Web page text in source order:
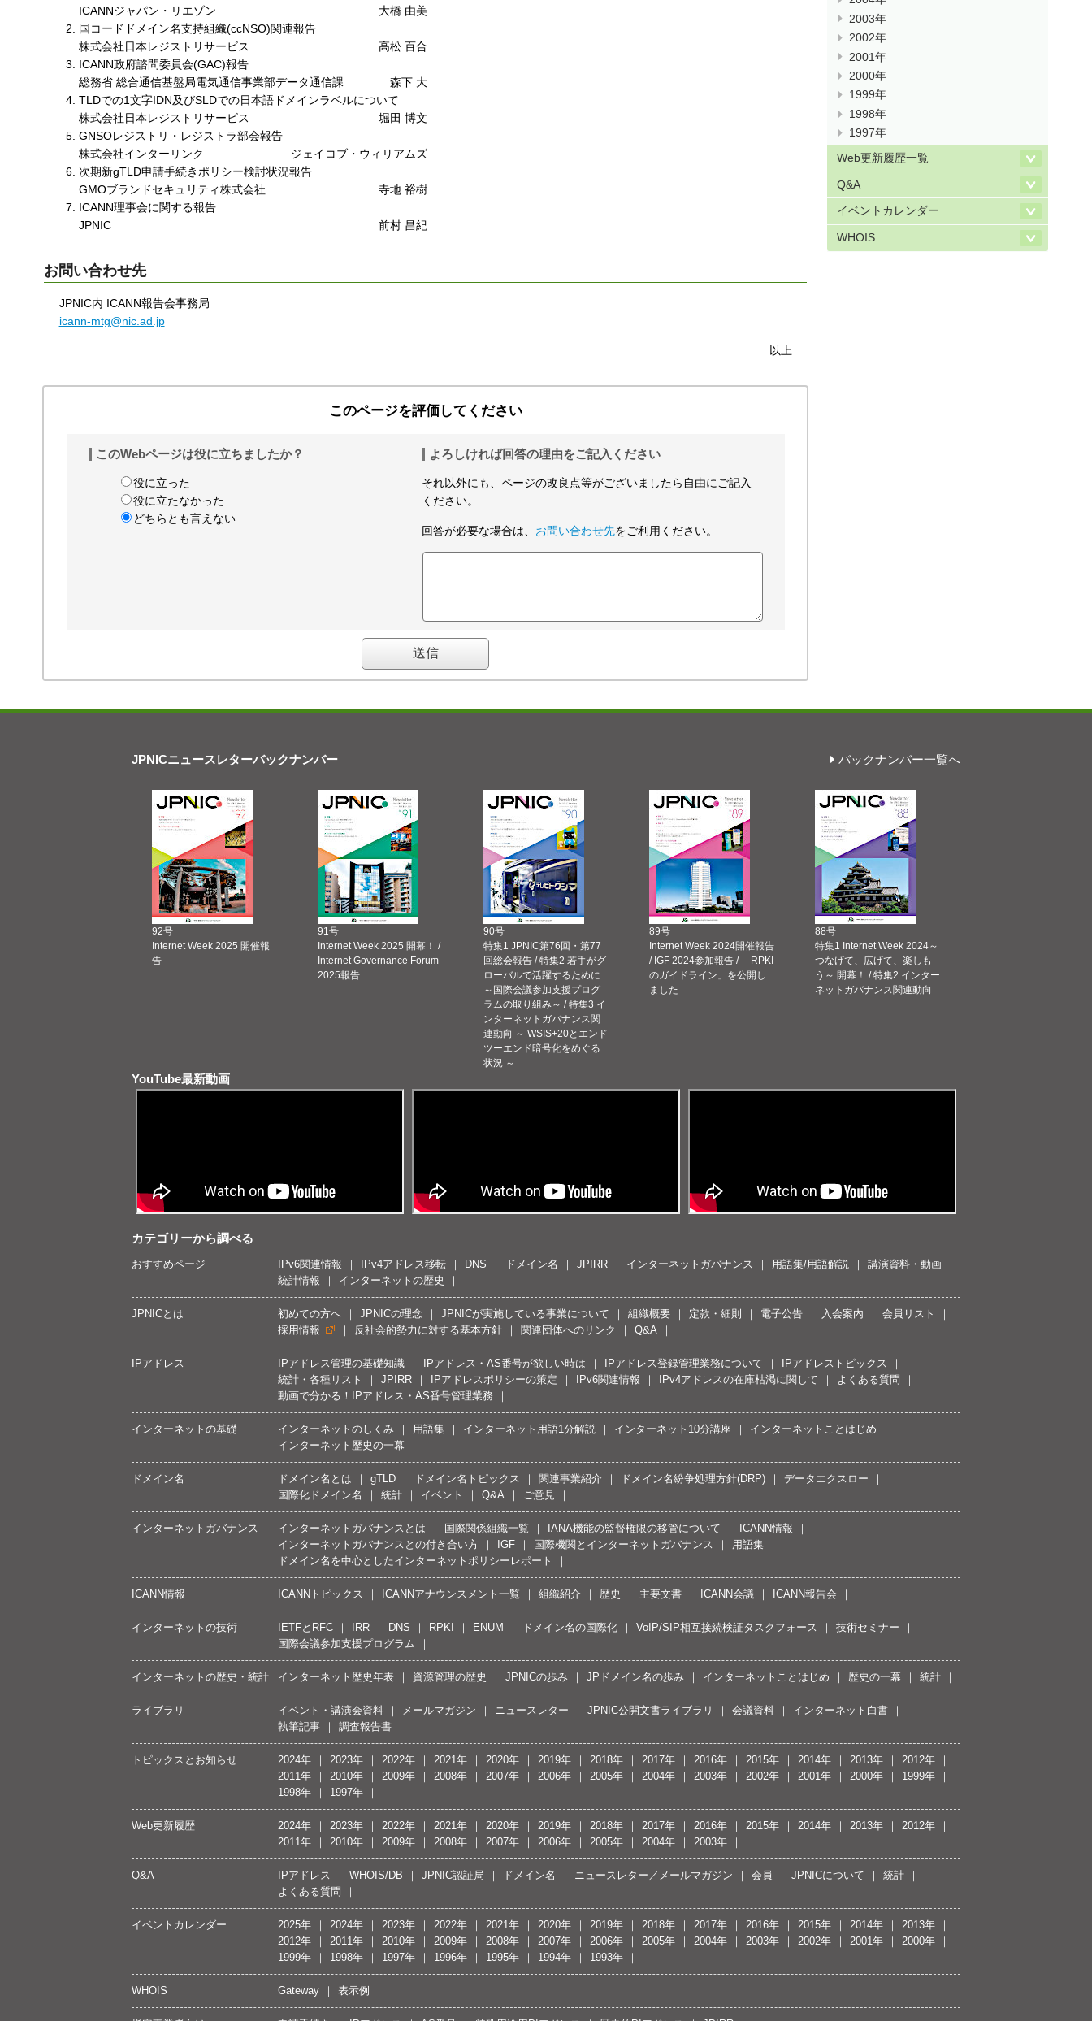
ICANNジャパン・リエゾン
大橋 由美
国コードドメイン名支持組織(ccNSO)関連報告
株式会社日本レジストリサービス
高松 百合
ICANN政府諮問委員会(GAC)報告
総務省 総合通信基盤局電気通信事業部データ通信課
森下 大
TLDでの1文字IDN及びSLDでの日本語ドメインラベルについて
株式会社日本レジストリサービス
堀田 博文
GNSOレジストリ・レジストラ部会報告
株式会社インターリンク
ジェイコブ・ウィリアムズ
次期新gTLD申請手続きポリシー検討状況報告
GMOブランドセキュリティ株式会社
寺地 裕樹
ICANN理事会に関する報告
JPNIC
前村 昌紀
お問い合わせ先
JPNIC内 ICANN報告会事務局
icann-mtg@nic.ad.jp
以上
2003年
2002年
2001年
2000年
1999年
1998年
1997年
Web更新履歴一覧
Q&A
イベントカレンダー
WHOIS
このページを評価してください
このWebページは役に立ちましたか？
役に立った
役に立たなかった
どちらとも言えない
よろしければ回答の理由をご記入ください
それ以外にも、ページの改良点等がございましたら自由にご記入
ください。
回答が必要な場合は、 お問い合わせ先をご利用ください。
JPNICニュースレターバックナンバー バックナンバー一覧へ
92号
Internet Week 2025 開催報
告
91号
Internet Week 2025 開幕！ /
Internet Governance Forum
2025報告
90号
特集1 JPNIC第76回・第77
回総会報告 / 特集2 若手がグ
ローバルで活躍するために
～国際会議参加支援プログ
ラムの取り組み～ / 特集3 イ
ンターネットガバナンス関
連動向 ～ WSIS+20とエンド
ツーエンド暗号化をめぐる
状況 ～
89号
Internet Week 2024開催報告
/ IGF 2024参加報告 / 「RPKI
のガイドライン」を公開し
ました
88号
特集1 Internet Week 2024～
つなげて、広げて、楽しも
う～ 開幕！ / 特集2 インター
ネットガバナンス関連動向
YouTube最新動画
カテゴリーから調べる
おすすめページ IPv6関連情報 IPv4アドレス移転 DNS ドメイン名 JPIRR インターネットガバナンス 用語集/用語解説
講演資料・動画
統計情報
インターネットの歴史
JPNICとは 初めての方へ JPNICの理念 JPNICが実施している事業について 組織概要 定款・細則 電子公告 入会案内
会員リスト
採用情報
反社会的勢力に対する基本方針 関連団体へのリンク Q&A
IPアドレス IPアドレス管理の基礎知識 IPアドレス・AS番号が欲しい時は IPアドレス登録管理業務について
IPアドレストピックス
統計・各種リスト
JPIRR IPアドレスポリシーの策定 IPv6関連情報 IPv4アドレスの在庫枯渇に関して
よくある質問
動画で分かる！IPアドレス・AS番号管理業務
インターネットの基礎 インターネットのしくみ 用語集 インターネット用語1分解説 インターネット10分講座
インターネットことはじめ
インターネット歴史の一幕
ドメイン名 ドメイン名とは gTLD ドメイン名トピックス 関連事業紹介 ドメイン名紛争処理方針(DRP)
データエクスロー
国際化ドメイン名
統計 イベント Q&A ご意見
インターネットガバナンス インターネットガバナンスとは 国際関係組織一覧 IANA機能の監督権限の移管について
ICANN情報
インターネットガバナンスとの付き合い方
IGF 国際機関とインターネットガバナンス
用語集
ドメイン名を中心としたインターネットポリシーレポート
ICANN情報 ICANNトピックス ICANNアナウンスメント一覧 組織紹介 歴史 主要文書 ICANN会議 ICANN報告会
インターネットの技術 IETFとRFC IRR DNS RPKI ENUM ドメイン名の国際化 VoIP/SIP相互接続検証タスクフォース
技術セミナー
国際会議参加支援プログラム
インターネットの歴史・統計 インターネット歴史年表 資源管理の歴史 JPNICの歩み JPドメイン名の歩み インターネットことはじめ 歴史の一幕 統計
ライブラリ イベント・講演会資料 メールマガジン ニュースレター JPNIC公開文書ライブラリ 会議資料
インターネット白書
執筆記事
調査報告書
トピックスとお知らせ 2024年 2023年 2022年 2021年 2020年 2019年 2018年 2017年 2016年 2015年 2014年 2013年
2012年
2011年
2010年 2009年 2008年 2007年 2006年 2005年 2004年 2003年 2002年 2001年 2000年
1999年
1998年
1997年
Web更新履歴 2024年 2023年 2022年 2021年 2020年 2019年 2018年 2017年 2016年 2015年 2014年 2013年
2012年
2011年
2010年 2009年 2008年 2007年 2006年 2005年 2004年 2003年
Q&A IPアドレス WHOIS/DB JPNIC認証局 ドメイン名 ニュースレター／メールマガジン 会員 JPNICについて
統計
よくある質問
イベントカレンダー 2025年 2024年 2023年 2022年 2021年 2020年 2019年 2018年 2017年 2016年 2015年 2014年
2013年
2012年
2011年 2010年 2009年 2008年 2007年 2006年 2005年 2004年 2003年 2002年 2001年
2000年
1999年
1998年 1997年 1996年 1995年 1994年 1993年
WHOIS Gateway 表示例